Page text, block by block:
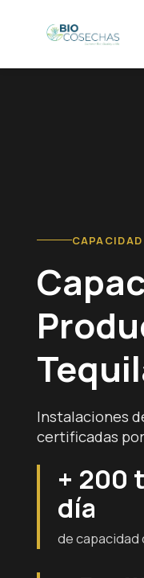
Instalaciones
certificadas
+ 200
día
de capacidad